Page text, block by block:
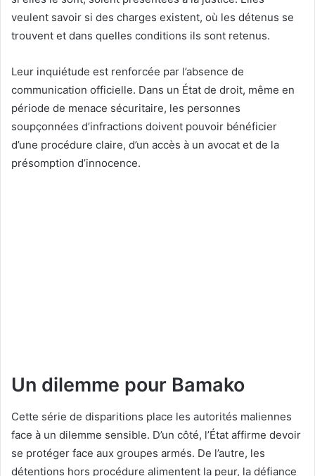
veulent savoir si des charges existent, où les détenus se
trouvent et dans quelles conditions ils sont retenus.
Leur inquiétude est renforcée par l’absence de
communication officielle. Dans un État de droit, même en
période de menace sécuritaire, les personnes
soupçonnées d’infractions doivent pouvoir bénéficier
d’une procédure claire, d’un accès à un avocat et de la
présomption d’innocence.
Un dilemme pour Bamako
Cette série de disparitions place les autorités maliennes
face à un dilemme sensible. D’un côté, l’État affirme devoir
se protéger face aux groupes armés. De l’autre, les
détentions hors procédure alimentent la peur, la défiance